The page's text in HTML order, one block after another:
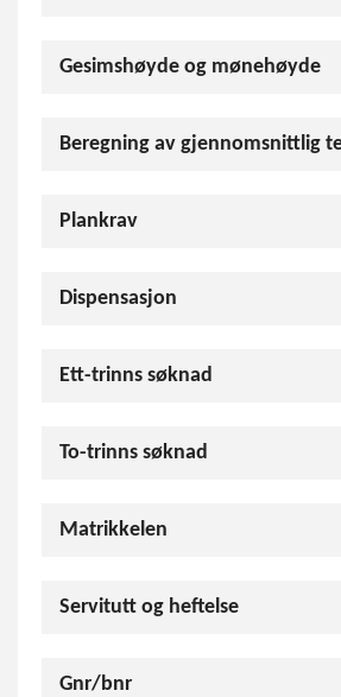
Gesimshøyde og mønehøyde
Beregning av gjennomsnittlig
Plankrav
Dispensasjon
Ett-trinns søknad
To-trinns søknad
Matrikkelen
Servitutt og heftelse
Gnr/bnr